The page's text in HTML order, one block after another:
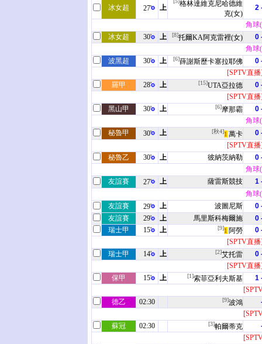
冰女超 27' 上
格林達維克尼哈德維
克(女)
2
角球
冰女超
30' 上 [8]托爾KA阿克雷裡(女)
0
角球
波黑超
30' 上 [6]薛謝斯歷卡塞拉耶佛
0
[SPTV直
羅甲
28' 上 [15]UTA亞拉德
0
[SPTV直
黑山甲
30' 上 [6]摩那霸
0
角球
秘魯甲
30' 上 [秋4]1 萬卡
0
[SPTV直
秘魯乙
30' 上 彼納茨納勒
0
角球
友誼賽
27' 上 薩雷斯競技
1
角球
友誼賽
29' 上 波圖尼斯
0
友誼賽
29' 上 馬里斯科梅爾施
0
瑞士甲
15' 上 [9]1 阿勞
0
[SPTV直
瑞士甲
14' 上 [2]艾托雷
0
[SPTV直
保甲
15' 上 [1]索菲亞利夫斯基
1
德乙
02:30 [9]波鴻
蘇冠
02:30 [3]帕爾蒂克